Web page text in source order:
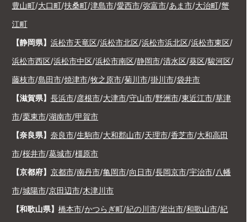
豊山町/大口町/扶桑町/津島市/愛西市/弥富市/あま市/大治町/蟹
江町
【静岡県】 浜松市天竜区/浜松市北区/浜松市浜北区/浜松市東区/
浜松市西区/浜松市中区/浜松市南区/静岡市/清水区/葵区/駿河区/
藤枝市/島田市/焼津市/牧之原市/菊川市/掛川市/袋井市
【滋賀県】 長浜市/彦根市/大津市/守山市/野洲市/東近江市/草津
市/栗東市/湖南市/甲賀市
【奈良県】 奈良市/生駒市/大和郡山市/天理市/香芝市/大和高田
市/桜井市/葛城市/橿原市
【京都府】 京都市/南丹市/亀岡市/向日市/長岡京市/宇治市/八幡
市/城陽市/京田辺市/木津川市
【和歌山県】 橋本市/かつらぎ町/紀の川市/岩出市/和歌山市/紀